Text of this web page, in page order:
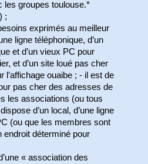
les groupes toulouse.*
;
exprimés au meilleur
ligne téléphonique, d’un
et d’un vieux PC pour
et d’un site loué pas cher
l’affichage ouaibe ; - il est de
pas cher des adresses de
les associations (ou tous
d’un local, d’une ligne
(ou que les membres sont
endroit déterminé pour
« association des